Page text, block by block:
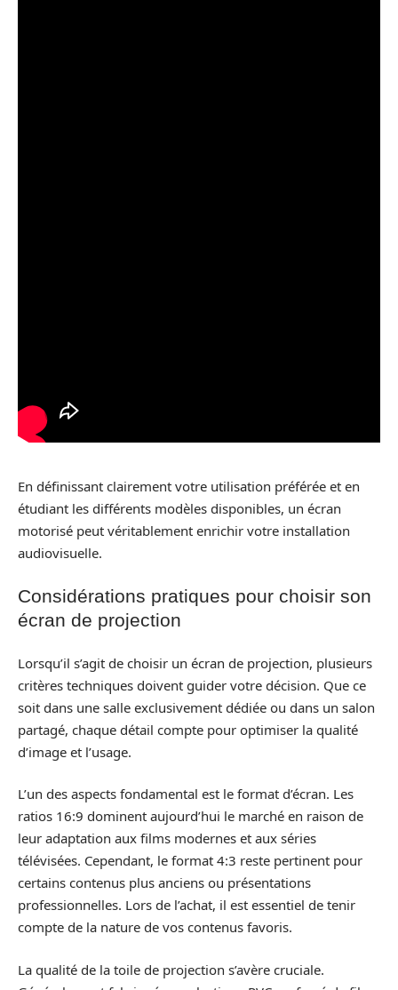
En définissant clairement votre utilisation préférée et en
étudiant les différents modèles disponibles, un écran
motorisé peut véritablement enrichir votre installation
audiovisuelle.
Considérations pratiques pour choisir son
écran de projection
Lorsqu’il s’agit de choisir un écran de projection, plusieurs
critères techniques doivent guider votre décision. Que ce
soit dans une salle exclusivement dédiée ou dans un salon
partagé, chaque détail compte pour optimiser la qualité
d’image et l’usage.
L’un des aspects fondamental est le format d’écran. Les
ratios 16:9 dominent aujourd’hui le marché en raison de
leur adaptation aux films modernes et aux séries
télévisées. Cependant, le format 4:3 reste pertinent pour
certains contenus plus anciens ou présentations
professionnelles. Lors de l’achat, il est essentiel de tenir
compte de la nature de vos contenus favoris.
La qualité de la toile de projection s’avère cruciale.